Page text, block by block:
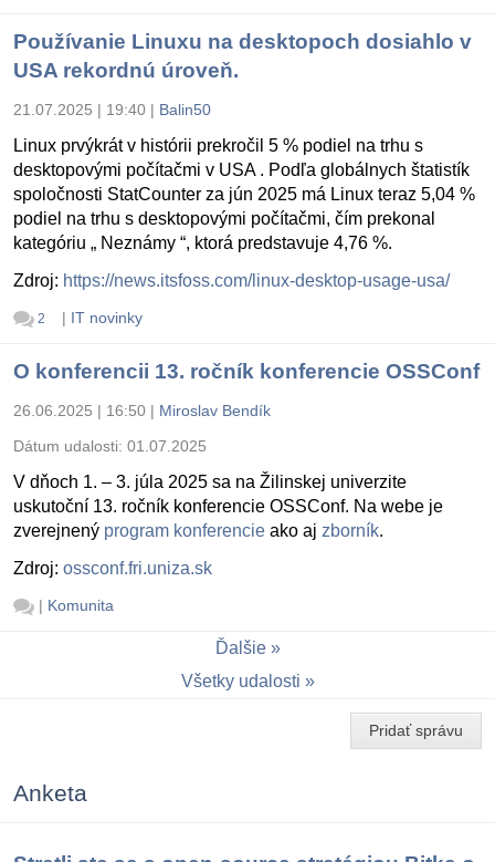
Používanie Linuxu na desktopoch dosiahlo v
USA rekordnú úroveň.
21.07.2025 | 19:40 | Balin50
Linux prvýkrát v histórii prekročil 5 % podiel na trhu s
desktopovými počítačmi v USA . Podľa globálnych štatistík
spoločnosti StatCounter za jún 2025 má Linux teraz 5,04 %
podiel na trhu s desktopovými počítačmi, čím prekonal
kategóriu „ Neznámy “, ktorá predstavuje 4,76 %.
Zdroj: https://news.itsfoss.com/linux-desktop-usage-usa/
2 | IT novinky
O konferencii 13. ročník konferencie OSSConf
26.06.2025 | 16:50 | Miroslav Bendík
Dátum udalosti: 01.07.2025
V dňoch 1. – 3. júla 2025 sa na Žilinskej univerzite
uskutoční 13. ročník konferencie OSSConf. Na webe je
zverejnený program konferencie ako aj zborník.
Zdroj: ossconf.fri.uniza.sk
| Komunita
Ďalšie
Všetky udalosti
Pridať správu
Anketa